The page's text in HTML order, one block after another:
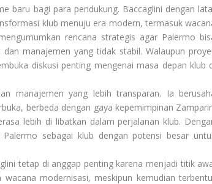
baru bagi para pendukung. Baccaglini dengan
klub menuju era modern, termasuk
rencana strategis agar Palermo
manajemen yang tidak stabil. Walaupun
diskusi penting mengenai masa depan klub
manajemen yang lebih transparan. Ia
berbeda dengan gaya kepemimpinan
lebih di libatkan dalam perjalanan klub.
sebagai klub dengan potensi besar
tetap di anggap penting karena menjadi titik
modernisasi, meskipun kemudian